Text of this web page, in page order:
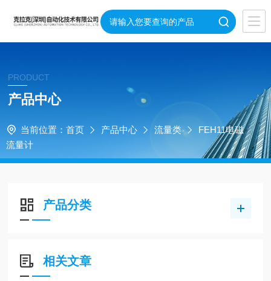
PRODUCT
产品中心
当前位置： 首页 产品中心 流量类
FEH11电磁
流量计
产品分类
相关文章